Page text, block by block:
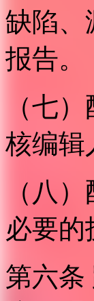
缺陷、
报告。
（七
核编辑
（八
必要的
第六条